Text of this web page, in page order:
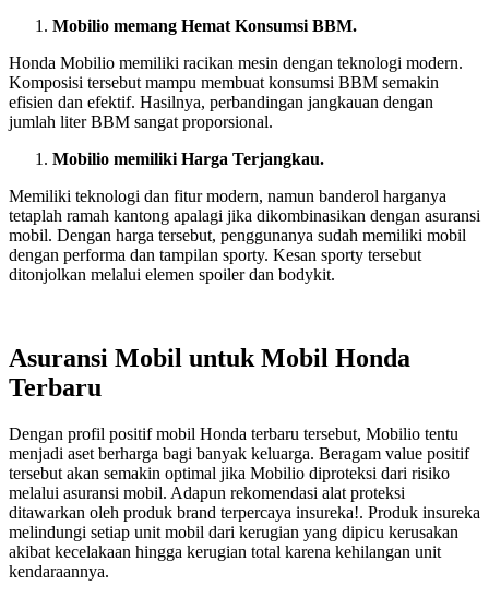
Mobilio memang Hemat Konsumsi BBM.
Honda Mobilio memiliki racikan mesin dengan teknologi modern.
Komposisi tersebut mampu membuat konsumsi BBM semakin
efisien dan efektif. Hasilnya, perbandingan jangkauan dengan
jumlah liter BBM sangat proporsional.
Mobilio memiliki Harga Terjangkau.
Memiliki teknologi dan fitur modern, namun banderol harganya
tetaplah ramah kantong apalagi jika dikombinasikan dengan asuransi
mobil. Dengan harga tersebut, penggunanya sudah memiliki mobil
dengan performa dan tampilan sporty. Kesan sporty tersebut
ditonjolkan melalui elemen spoiler dan bodykit.
Asuransi Mobil untuk Mobil Honda
Terbaru
Dengan profil positif mobil Honda terbaru tersebut, Mobilio tentu
menjadi aset berharga bagi banyak keluarga. Beragam value positif
tersebut akan semakin optimal jika Mobilio diproteksi dari risiko
melalui asuransi mobil. Adapun rekomendasi alat proteksi
ditawarkan oleh produk brand terpercaya insureka!. Produk insureka
melindungi setiap unit mobil dari kerugian yang dipicu kerusakan
akibat kecelakaan hingga kerugian total karena kehilangan unit
kendaraannya.